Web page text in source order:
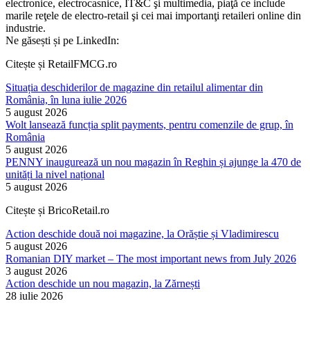
electronice, electrocasnice, IT&C şi multimedia, piaţă ce include
marile reţele de electro-retail şi cei mai importanţi retaileri online din
industrie.
Ne găsești și pe LinkedIn:
Citește și RetailFMCG.ro
Situația deschiderilor de magazine din retailul alimentar din
România, în luna iulie 2026
5 august 2026
Wolt lansează funcția split payments, pentru comenzile de grup, în
România
5 august 2026
PENNY inaugurează un nou magazin în Reghin și ajunge la 470 de
unități la nivel național
5 august 2026
Citește și BricoRetail.ro
Action deschide două noi magazine, la Orăștie și Vladimirescu
5 august 2026
Romanian DIY market – The most important news from July 2026
3 august 2026
Action deschide un nou magazin, la Zărnești
28 iulie 2026